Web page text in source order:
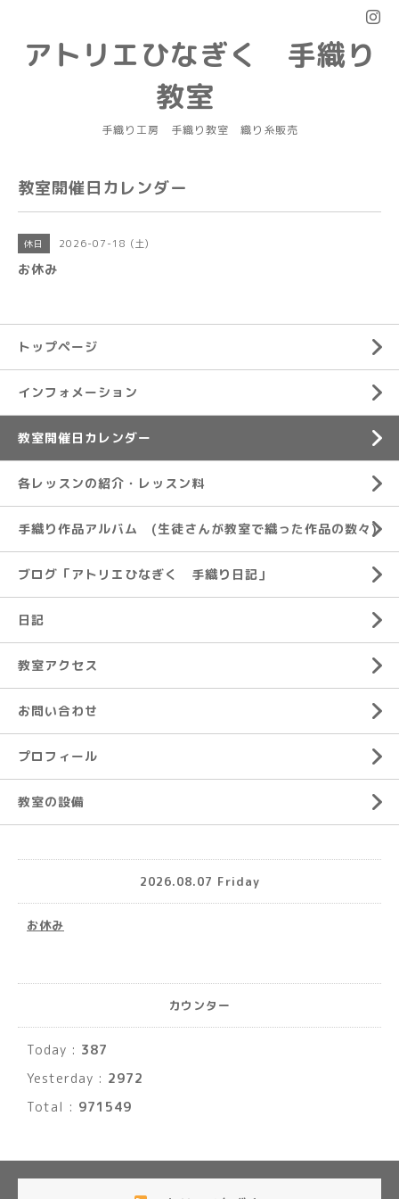
アトリエひなぎく 手織り
教室
手織り工房 手織り教室 織り糸販売
教室開催日カレンダー
休日 2026-07-18 (土)
お休み
トップページ
インフォメーション
教室開催日カレンダー
各レッスンの紹介・レッスン料
手織り作品アルバム (生徒さんが教室で織った作品の数々)
ブログ「アトリエひなぎく 手織り日記」
日記
教室アクセス
お問い合わせ
プロフィール
教室の設備
2026.08.07 Friday
お休み
カウンター
Today : 387
Yesterday : 2972
Total : 971549